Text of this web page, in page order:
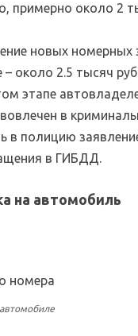
примерно около 2
новых
около 2.5 тысяч
этапе
в
в полицию
в ГИБДД.
на автомобиль